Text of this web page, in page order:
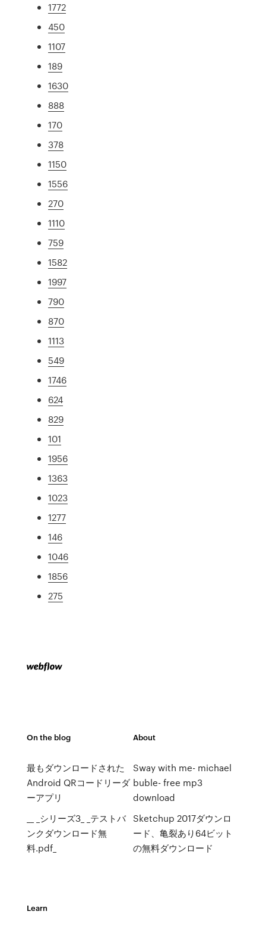
1772
450
1107
189
1630
888
170
378
1150
1556
270
1110
759
1582
1997
790
870
1113
549
1746
624
829
101
1956
1363
1023
1277
146
1046
1856
275
On the blog
最もダウンロードされた
Android QRコードリーダ
ーアプリ
__ _シリーズ3_ _テストバ
ンクダウンロード無
料.pdf_
About
Sway with me- michael
buble- free mp3
download
Sketchup 2017ダウンロ
ード、亀裂あり64ビット
の無料ダウンロード
Learn